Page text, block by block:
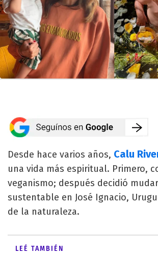
Desde hace varios años, Calu
una vida más espiritual. Primero,
veganismo; después decidió
sustentable en José Ignacio,
de la naturaleza.
LEÉ TAMBIÉN